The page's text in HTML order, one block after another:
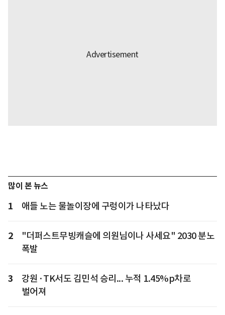
많이 본 뉴스
1 애들 노는 물놀이장에 구렁이가 나타났다
2
"더퍼스트무빙캐슬에 의원님이나 사세요" 2030 분노
폭발
3
강원·TK서도 김민석 승리... 누적 1.45%p차로
벌어져